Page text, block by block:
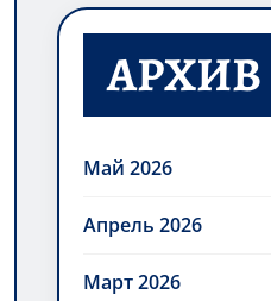
АРХИВ
Май 2026
Апрель 2026
Март 2026